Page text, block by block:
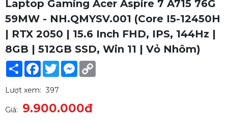
Laptop Gaming Acer Aspire 7 A715 76G
59MW - NH.QMYSV.001 (Core I5-12450H
| RTX 2050 | 15.6 Inch FHD, IPS, 144Hz |
8GB | 512GB SSD, Win 11 | Vỏ Nhôm)
Share Facebook
TwitterMessenger
Lượt xem: 397
Giá: 9.900.000đ